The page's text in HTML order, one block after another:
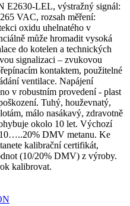
E2630-LEL, výstražný signál:
VAC, rozsah měření:
oxidu uhelnatého v
může hromadit vysoká
do kotelen a technických
signalizaci – zvukovou
kontaktem, použitelné
ventilace. Napájení
v robustním provedení - plast
Tuhý, houževnatý,
málo nasákavý, zdravotně
okolo 10 let. Výchozí
10…..20% DMV metanu. Ke
kalibrační certifikát,
(10/20% DMV) z výroby.
kalibrovat.